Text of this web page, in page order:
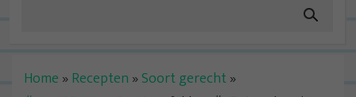
Home » Recepten » Soort gerecht»